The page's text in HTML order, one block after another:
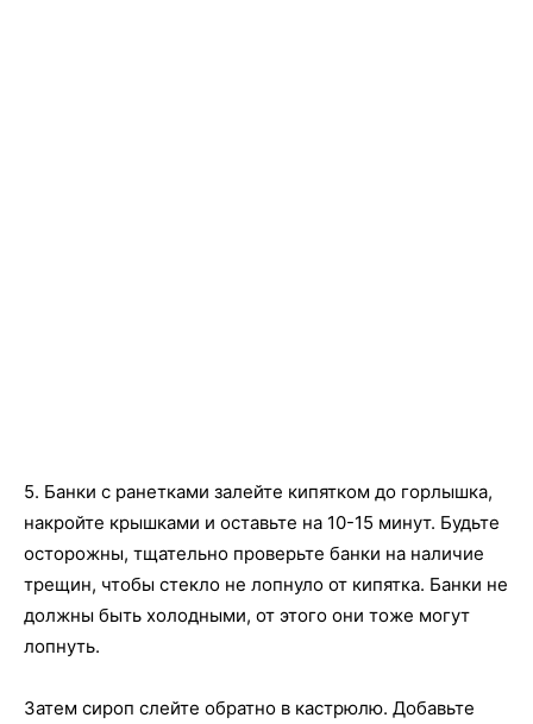
5. Банки с ранетками залейте кипятком до горлышка,
накройте крышками и оставьте на 10-15 минут. Будьте
осторожны, тщательно проверьте банки на наличие
трещин, чтобы стекло не лопнуло от кипятка. Банки не
должны быть холодными, от этого они тоже могут
лопнуть.
Затем сироп слейте обратно в кастрюлю. Добавьте